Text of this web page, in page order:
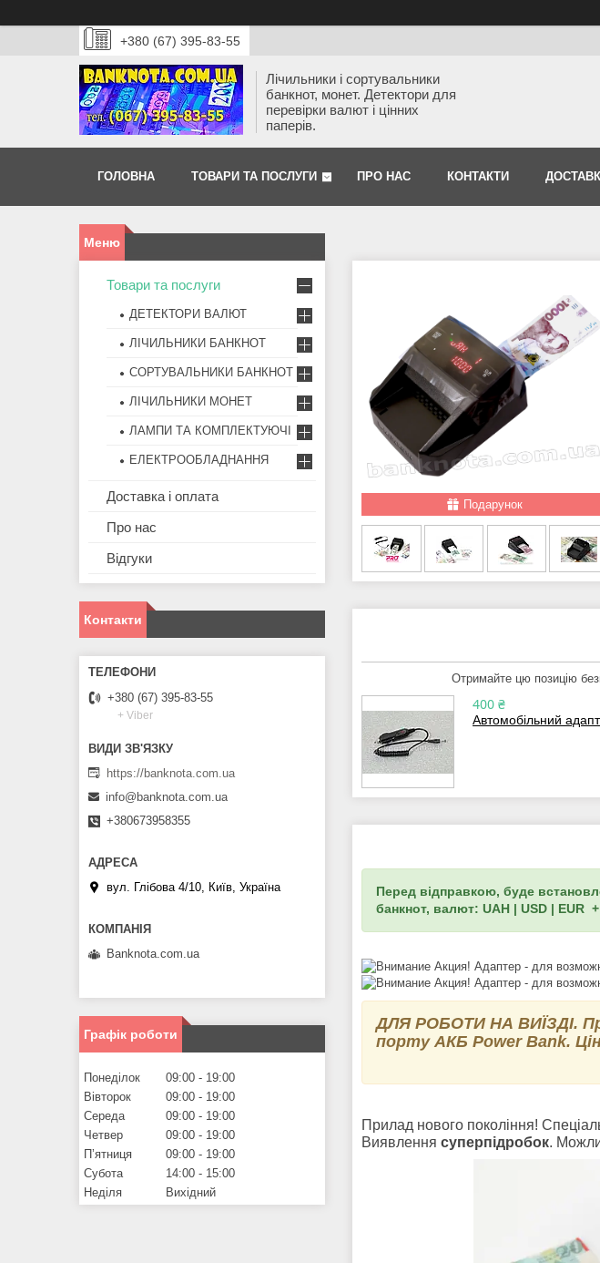
+380 (67) 395-83-55
Лічильники і сортувальники
банкнот, монет. Детектори для
перевірки валют і цінних
паперів.
ГОЛОВНА ТОВАРИ ТА ПОСЛУГИ ПРО НАС КОНТАКТИ
Подарунок
Отримайте цю позицію
400 ₴
Автомобільний
Перед відправкою, буде
банкнот, валют: UAH | USD | EUR
ДЛЯ РОБОТИ НА ВИЇЗДІ.
порту АКБ Power Bank.
Прилад нового покоління!
Виявлення суперпідробок.
Товари та послуги
ДЕТЕКТОРИ ВАЛЮТ
ЛІЧИЛЬНИКИ БАНКНОТ
СОРТУВАЛЬНИКИ БАНКНОТ
ЛІЧИЛЬНИКИ МОНЕТ
ЛАМПИ ТА КОМПЛЕКТУЮЧІ
ЕЛЕКТРООБЛАДНАННЯ
Доставка і оплата
Про нас
Відгуки
Контакти
+380 (67) 395-83-55
+ Viber
https://banknota.com.ua
info@banknota.com.ua
+380673958355
вул. Глібова 4/10, Київ, Україна
Banknota.com.ua
Графік роботи
Понеділок 09:00
19:00
Вівторок
09:00
19:00
Середа
09:00
19:00
Четвер
09:00
19:00
Пʼятниця
09:00
19:00
Субота
14:00
15:00
Неділя
Вихідний